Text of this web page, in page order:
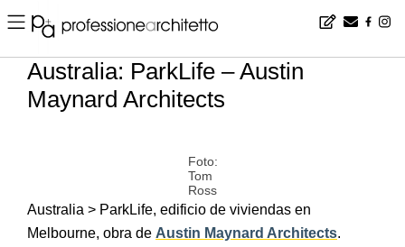
Home ▪ news ▪ es ▪ Australia: ParkLife – Austin Maynard Architects
Australia: ParkLife – Austin
Maynard Architects
Foto:
Tom
Ross
Australia > ParkLife, edificio de viviendas en
Melbourne, obra de Austin Maynard Architects.